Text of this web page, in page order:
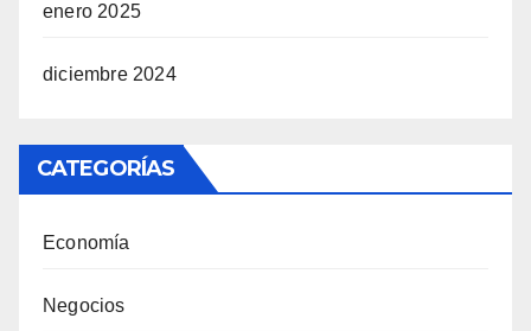
enero 2025
diciembre 2024
CATEGORÍAS
Economía
Negocios